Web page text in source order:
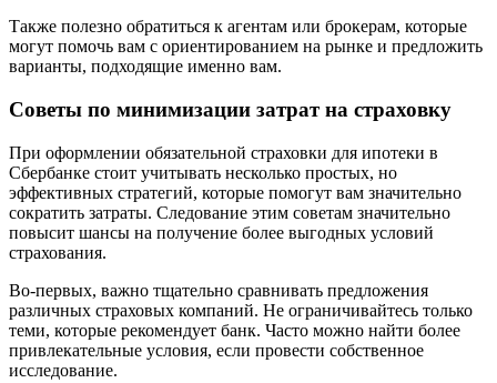
Также полезно обратиться к агентам или брокерам, которые
могут помочь вам с ориентированием на рынке и предложить
варианты, подходящие именно вам.
Советы по минимизации затрат на страховку
При оформлении обязательной страховки для ипотеки в
Сбербанке стоит учитывать несколько простых, но
эффективных стратегий, которые помогут вам значительно
сократить затраты. Следование этим советам значительно
повысит шансы на получение более выгодных условий
страхования.
Во-первых, важно тщательно сравнивать предложения
различных страховых компаний. Не ограничивайтесь только
теми, которые рекомендует банк. Часто можно найти более
привлекательные условия, если провести собственное
исследование.